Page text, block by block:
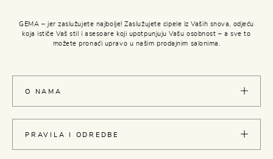
GEMA – jer zaslužujete najbolje! Zaslužujete cipele iz Vaših snova, odjeću
koja ističe Vaš stil i asesoare koji upotpunjuju Vašu osobnost – a sve to
možete pronaći upravo u našim prodajnim salonima.
O NAMA
PRAVILA I ODREDBE